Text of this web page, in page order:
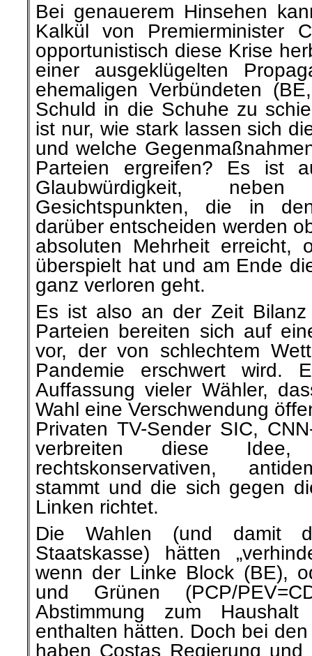
Bei genauerem Hinsehen
Kalkül von Premierminister
opportunistisch diese Krise
einer ausgeklügelten
ehemaligen Verbündeten
Schuld in die Schuhe zu
ist nur, wie stark lassen sich
und welche
Parteien ergreifen? Es ist
Glaubwürdigkeit,
Gesichtspunkten, die in
darüber entscheiden werden
absoluten Mehrheit erreicht,
überspielt hat und am Ende
ganz verloren geht.
Es ist also an der Zeit
Parteien bereiten sich auf
vor, der von schlechtem
Pandemie erschwert wird.
Auffassung vieler Wähler,
Wahl eine Verschwendung
Privaten TV-Sender SIC,
verbreiten diese
rechtskonservativen,
stammt und die sich gegen
Linken richtet.
Die Wahlen (und damit
Staatskasse) hätten
wenn der Linke Block (BE),
und Grünen (PCP/
Abstimmung zum
enthalten hätten. Doch bei
haben Costas Regierung